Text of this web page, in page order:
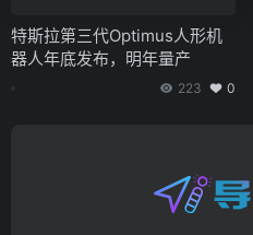
特斯拉第三代Optimus人形机
器人年底发布，明年量产
223 0